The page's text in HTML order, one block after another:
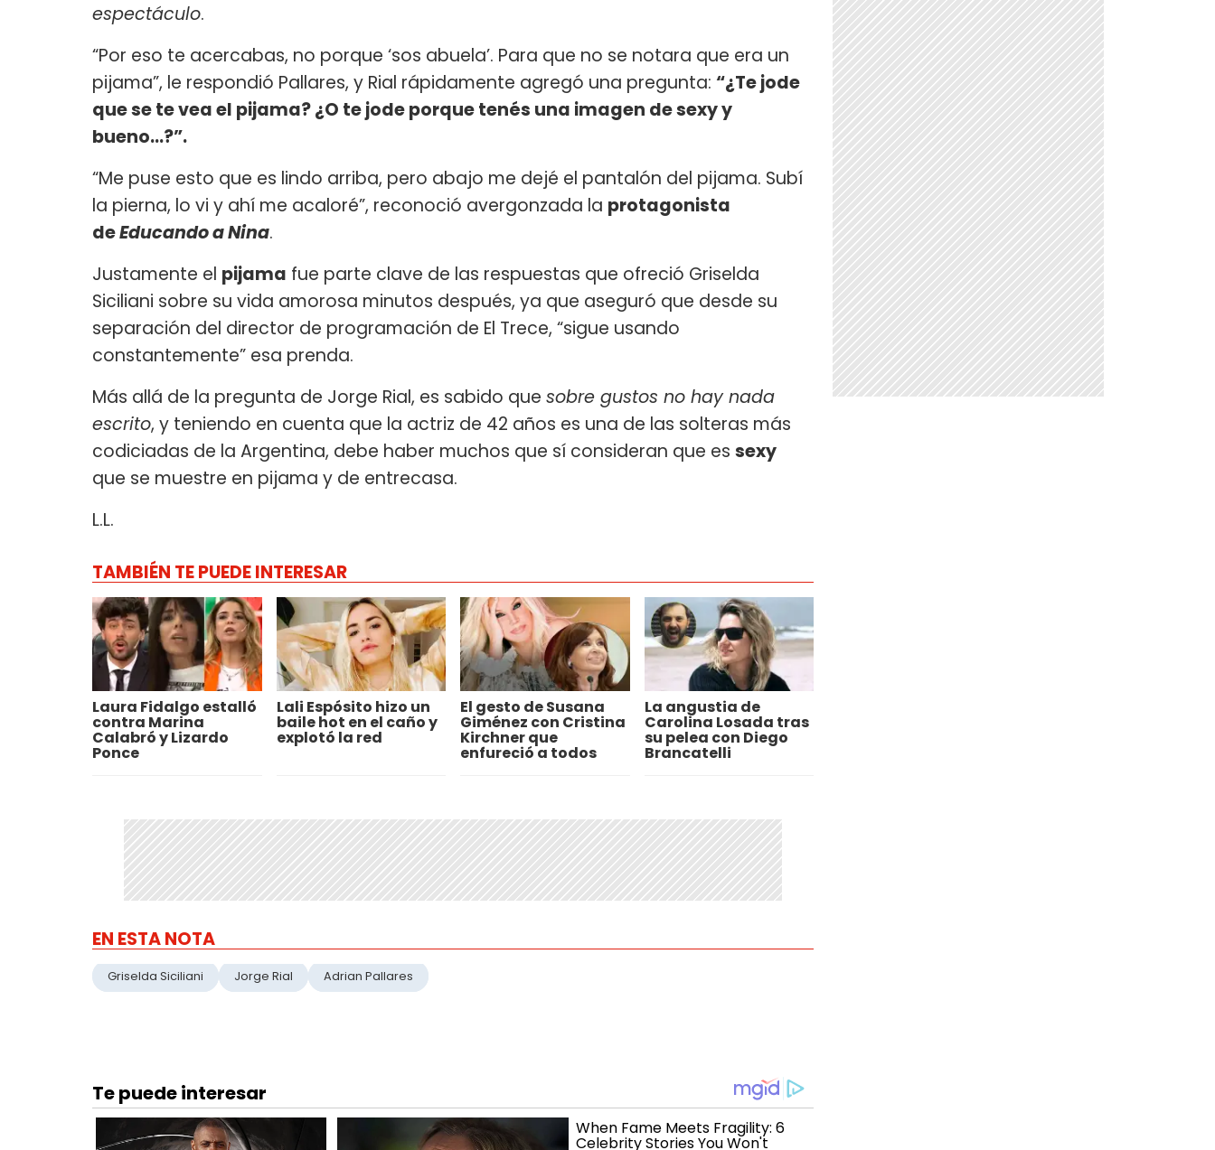
espectáculo.
“Por eso te acercabas, no porque ‘sos abuela’. Para que no se notara que era un
pijama”, le respondió Pallares, y Rial rápidamente agregó una pregunta: “¿Te jode
que se te vea el pijama? ¿O te jode porque tenés una imagen de sexy y
bueno...?”.
“Me puse esto que es lindo arriba, pero abajo me dejé el pantalón del pijama. Subí
la pierna, lo vi y ahí me acaloré”, reconoció avergonzada la protagonista
deEducando a Nina.
Justamente el pijama fue parte clave de las respuestas que ofreció Griselda
Siciliani sobre su vida amorosa minutos después, ya que aseguró que desde su
separación del director de programación de El Trece, “sigue usando
constantemente” esa prenda.
Más allá de la pregunta de Jorge Rial, es sabido que sobre gustos no hay nada
escrito, y teniendo en cuenta que la actriz de 42 años es una de las solteras más
codiciadas de la Argentina, debe haber muchos que sí consideran que es sexy
que se muestre en pijama y de entrecasa.
L.L.
TAMBIÉN TE PUEDE INTERESAR
Laura Fidalgo estalló
contra Marina
Calabró y Lizardo
Ponce
Lali Espósito hizo un
baile hot en el caño y
explotó la red
El gesto de Susana
Giménez con Cristina
Kirchner que
enfureció a todos
La angustia de
Carolina Losada tras
su pelea con Diego
Brancatelli
EN ESTA NOTA
Griselda Siciliani Jorge Rial Adrian Pallares